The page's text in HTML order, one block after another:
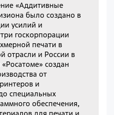
«Аддитивные
было создано в
усилий и
госкорпорации
печати в
отрасли и России в
создан
от
и
специальных
обеспечения,